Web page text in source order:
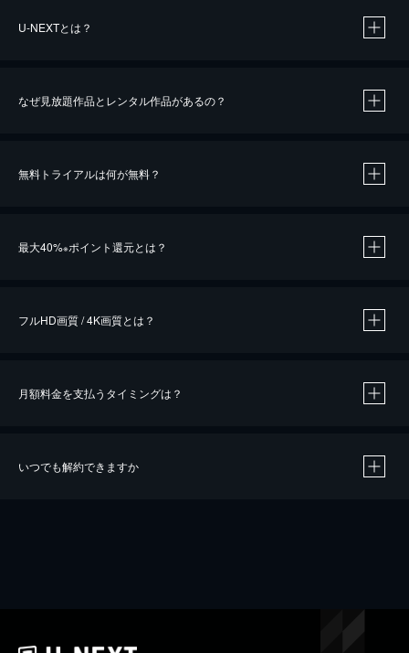
U-NEXTとは？
なぜ見放題作品とレンタル作品があるの？
無料トライアルは何が無料？
最大40%※ポイント還元とは？
※40％ポイント還元の対象は、クレジットカード決済による作品の購入 / レンタルです。
iOSアプリのUコイン決済による作品の購入 / レンタルは、20％のポイント還元です。
フルHD画質 / 4K画質とは？
月額料金を支払うタイミングは？
いつでも解約できますか